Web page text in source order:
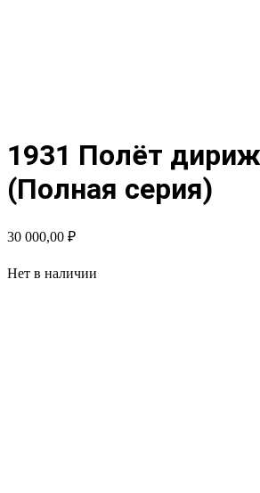
1931 Полёт
(Полная серия)
30 000,00 ₽
Нет в наличии